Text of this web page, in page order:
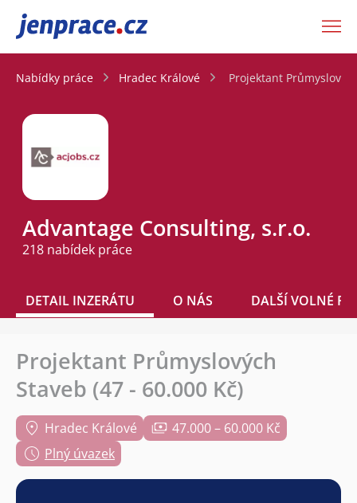
JenPráce.cz
Nabídky práce Hradec Králové Projektant
Advantage Consulting, s.r.o.
218 nabídek práce
DETAIL INZERÁTU O NÁS DALŠÍ VOLNÉ
Projektant Průmyslových
Staveb (47 - 60.000 Kč)
Hradec Králové
47.000 – 60.000 Kč
Plný úvazek